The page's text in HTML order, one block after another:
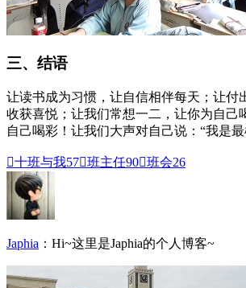
三、结语
让读书成为习惯，让自信相伴每天；让付
收获喜悦；让我们常想一二，让你为自己
自己喝彩！让我们大声对自己说：“我是
十班与我57班主任90班会26
Japhia ：Hi~这里是Japhia的个人博客~